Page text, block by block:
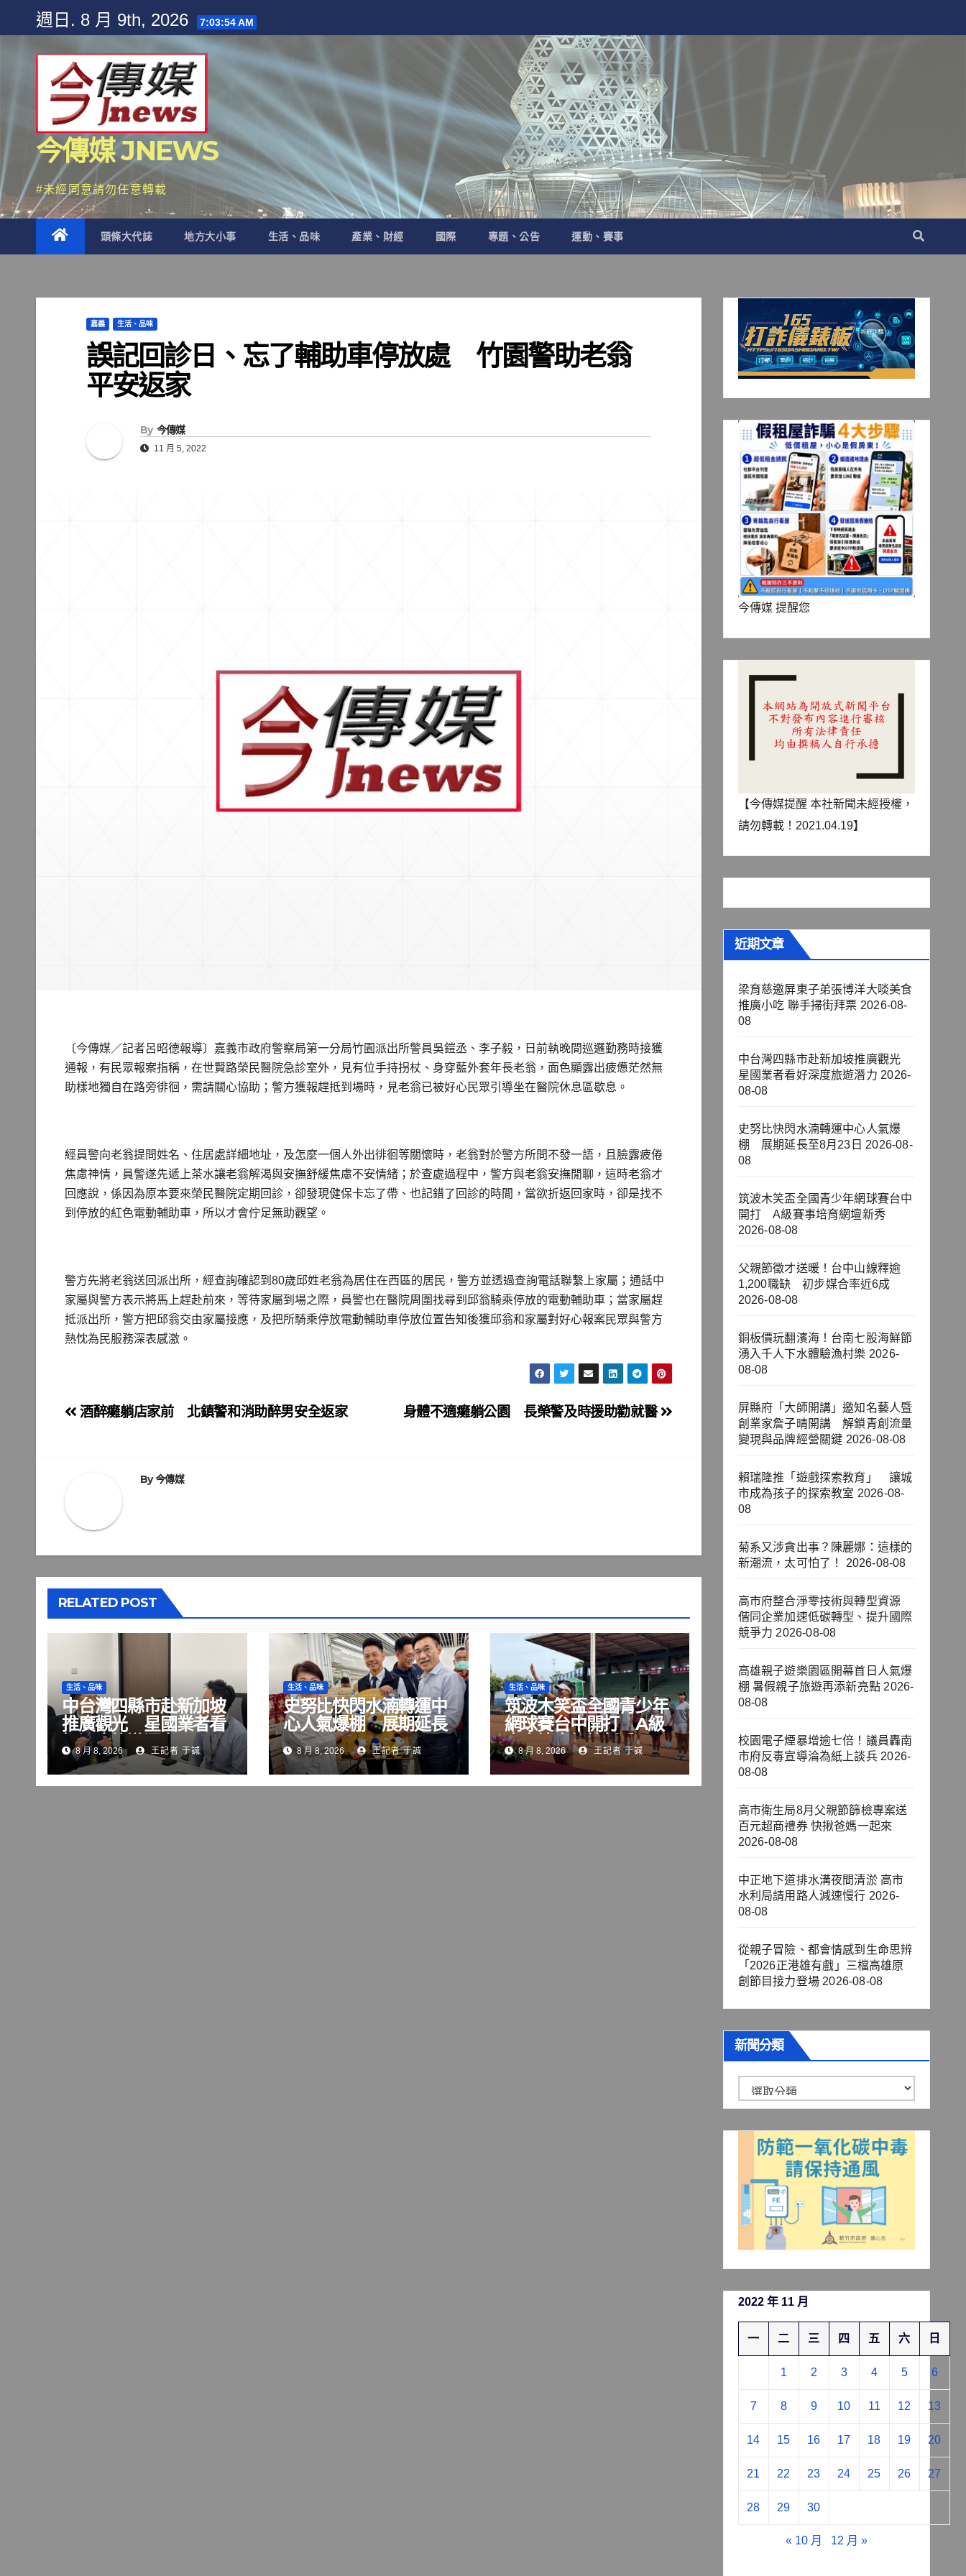
content
週日. 8 月 9th, 2026 7:03:55 AM
今傳媒 JNEWS
#未經同意請勿任意轉載
頭條大代誌 地方大小事 生活、品味 產業、財經 國際 專題、公告 運動、賽事
嘉義 生活、品味
誤記回診日、忘了輔助車停放處 竹園警助老翁
平安返家
By 今傳媒
11 月 5, 2022
〔今傳媒／記者呂昭德報導〕嘉義市政府警察局第一分局竹園派出所警員吳鎧丞、李子毅，日前執晚間巡邏勤務時接獲
通報，有民眾報案指稱，在世賢路榮民醫院急診室外，見有位手持拐杖、身穿藍外套年長老翁，面色顯露出疲憊茫然無
助樣地獨自在路旁徘徊，需請關心協助；警方獲報趕抵到場時，見老翁已被好心民眾引導坐在醫院休息區歇息。
經員警向老翁提問姓名、住居處詳細地址，及怎麼一個人外出徘徊等關懷時，老翁對於警方所問不發一語，且臉露疲倦
焦慮神情，員警遂先遞上茶水讓老翁解渴與安撫舒緩焦慮不安情緒；於查處過程中，警方與老翁安撫閒聊，這時老翁才
回應說，係因為原本要來榮民醫院定期回診，卻發現健保卡忘了帶、也記錯了回診的時間，當欲折返回家時，卻是找不
到停放的紅色電動輔助車，所以才會佇足無助觀望。
警方先將老翁送回派出所，經查詢確認到80歲邱姓老翁為居住在西區的居民，警方並透過查詢電話聯繫上家屬；通話中
家屬與警方表示將馬上趕赴前來，等待家屬到場之際，員警也在醫院周圍找尋到邱翁騎乘停放的電動輔助車；當家屬趕
抵派出所，警方把邱翁交由家屬接應，及把所騎乘停放電動輔助車停放位置告知後獲邱翁和家屬對好心報案民眾與警方
熱忱為民服務深表感激。
文
覽
身體不適癱躺公園 長榮警及時援助勸就醫
酒醉癱躺店家前 北鎮警和消助醉男安全返家
By今傳媒
RELATED POST
生活、品味
中台灣四縣市赴新加坡
推廣觀光 星國業者看
好深度旅遊潛力
8 月 8, 2026 王記者 于誠
生活、品味
史努比快閃水湳轉運中
心人氣爆棚 展期延長
至8月23日
8 月 8, 2026 王記者 于誠
生活、品味
筑波木笑盃全國青少年
網球賽台中開打 A級
賽事培育網壇新秀
8 月 8, 2026 王記者 于誠
今傳媒 提醒您
【今傳媒提醒 本社新聞未經授權，
請勿轉載！2021.04.19】
近期文章
梁育慈邀屏東子弟張博洋大啖美食
推廣小吃 聯手掃街拜票 2026-08-
08
中台灣四縣市赴新加坡推廣觀光
星國業者看好深度旅遊潛力 2026-
08-08
史努比快閃水湳轉運中心人氣爆
棚 展期延長至8月23日 2026-08-
08
筑波木笑盃全國青少年網球賽台中
開打 A級賽事培育網壇新秀
2026-08-08
父親節徵才送暖！台中山線釋逾
1,200職缺 初步媒合率近6成
2026-08-08
銅板價玩翻濱海！台南七股海鮮節
湧入千人下水體驗漁村樂 2026-
08-08
屏縣府「大師開講」邀知名藝人暨
創業家詹子晴開講 解鎖青創流量
變現與品牌經營關鍵 2026-08-08
賴瑞隆推「遊戲探索教育」 讓城
市成為孩子的探索教室 2026-08-
08
菊系又涉貪出事？陳麗娜：這樣的
新潮流，太可怕了！
2026-08-08
高市府整合淨零技術與轉型資源
偕同企業加速低碳轉型、提升國際
競爭力 2026-08-08
高雄親子遊樂園區開幕首日人氣爆
棚 暑假親子旅遊再添新亮點 2026-
08-08
校園電子煙暴增逾七倍！議員轟南
市府反毒宣導淪為紙上談兵 2026-
08-08
高市衛生局8月父親節篩檢專案送
百元超商禮券 快揪爸媽一起來
2026-08-08
中正地下道排水溝夜間清淤 高市
水利局請用路人減速慢行 2026-
08-08
從親子冒險、都會情感到生命思辨
「2026正港雄有戲」三檔高雄原
創節目接力登場 2026-08-08
新聞分類
聞
分
2022 年 11 月
一 二 三 四 五 六 日
1 2 3 4 5 6
7 8 9 10 11 12 13
14 15 16 17 18 19 20
21 22 23 24 25 26 27
28 29 30
« 10 月 12 月 »